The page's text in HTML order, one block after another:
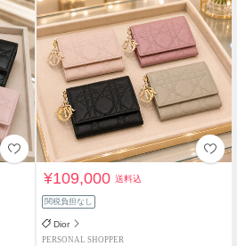
¥109,000送料込
関税負担なし
Dior
PERSONAL SHOPPER